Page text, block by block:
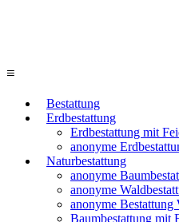
≡
Bestattung
Erdbestattung
Erdbestattung mit
anonyme
Naturbestattung
anonyme
anonyme
anonyme Bestattung
Baumbestattung mit